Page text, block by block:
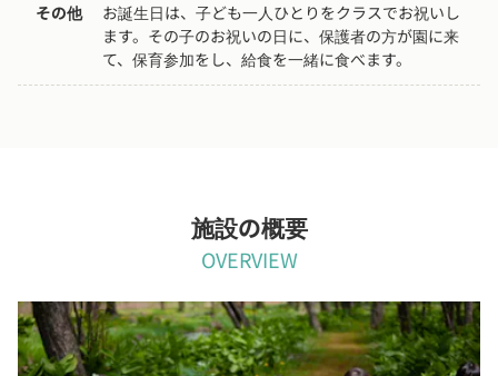
その他
お誕生日は、子ども一人ひとりをクラスでお祝いし
ます。その子のお祝いの日に、保護者の方が園に来
て、保育参加をし、給食を一緒に食べます。
施設の概要
OVERVIEW